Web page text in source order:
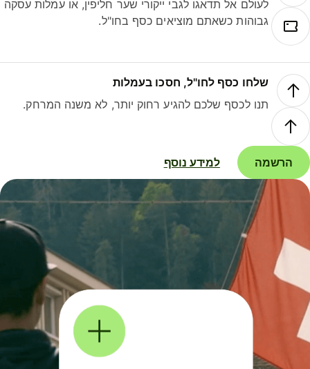
לעולם אל תדאגו לגבי ייקורי שער חליפין, או עמלות עסקה
גבוהות כשאתם מוציאים כסף בחו"ל.
שלחו כסף לחו"ל, חסכו בעמלות
תנו לכסף שלכם להגיע רחוק יותר, לא משנה המרחק.
הרשמה למידע נוסף